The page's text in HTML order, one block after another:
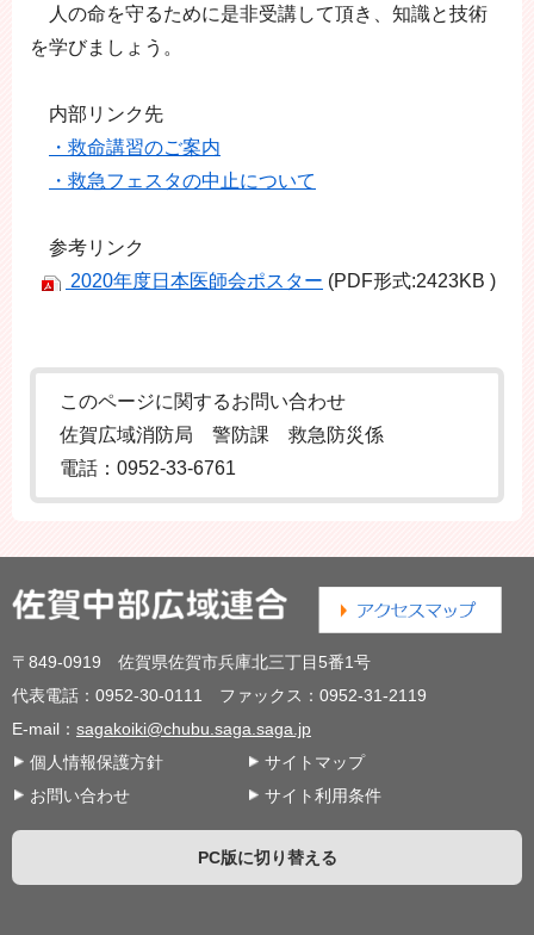
人の命を守るために是非受講して頂き、知識と技術
を学びましょう。
内部リンク先
・救命講習のご案内
・救急フェスタの中止について
参考リンク
2020年度日本医師会ポスター (PDF形式:2423KB )
このページに関するお問い合わせ
佐賀広域消防局 警防課 救急防災係
電話：0952-33-6761
〒849-0919 佐賀県佐賀市兵庫北三丁目5番1号
代表電話：0952-30-0111 ファックス：0952-31-2119
E-mail： sagakoiki@chubu.saga.saga.jp
個人情報保護方針
サイトマップ
お問い合わせ
サイト利用条件
PC版に切り替える